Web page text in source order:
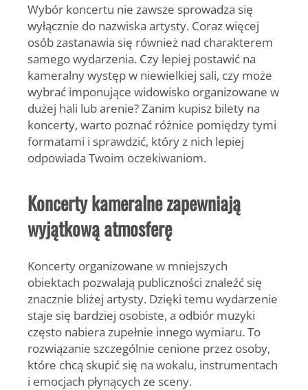
Wybór koncertu nie zawsze sprowadza się
wyłącznie do nazwiska artysty. Coraz więcej
osób zastanawia się również nad charakterem
samego wydarzenia. Czy lepiej postawić na
kameralny występ w niewielkiej sali, czy może
wybrać imponujące widowisko organizowane w
dużej hali lub arenie? Zanim kupisz bilety na
koncerty, warto poznać różnice pomiędzy tymi
formatami i sprawdzić, który z nich lepiej
odpowiada Twoim oczekiwaniom.
Koncerty kameralne zapewniają
wyjątkową atmosferę
Koncerty organizowane w mniejszych
obiektach pozwalają publiczności znaleźć się
znacznie bliżej artysty. Dzięki temu wydarzenie
staje się bardziej osobiste, a odbiór muzyki
często nabiera zupełnie innego wymiaru. To
rozwiązanie szczególnie cenione przez osoby,
które chcą skupić się na wokalu, instrumentach
i emocjach płynących ze sceny.